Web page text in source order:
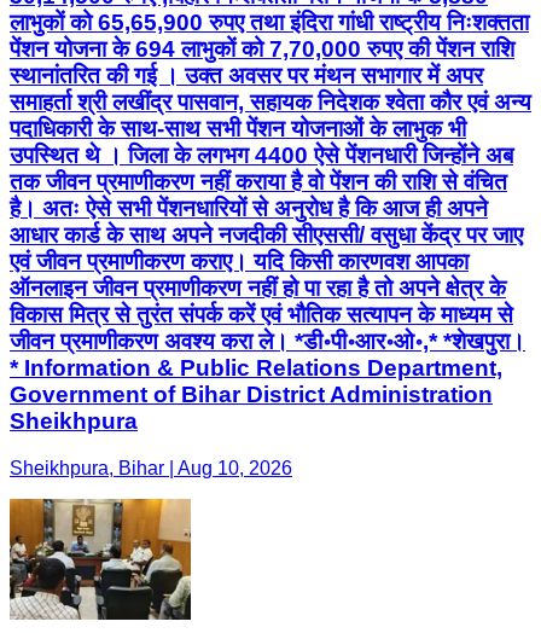
लाभुकों को 65,65,900 रुपए तथा इंदिरा गांधी राष्ट्रीय निःशक्तता
पेंशन योजना के 694 लाभुकों को 7,70,000 रुपए की पेंशन राशि
स्थानांतरित की गई । उक्त अवसर पर मंथन सभागार में अपर
समाहर्ता श्री लखींद्र पासवान, सहायक निदेशक श्वेता कौर एवं अन्य
पदाधिकारी के साथ-साथ सभी पेंशन योजनाओं के लाभुक भी
उपस्थित थे । जिला के लगभग 4400 ऐसे पेंशनधारी जिन्होंने अब
तक जीवन प्रमाणीकरण नहीं कराया है वो पेंशन की राशि से वंचित
है। अतः ऐसे सभी पेंशनधारियों से अनुरोध है कि आज ही अपने
आधार कार्ड के साथ अपने नजदीकी सीएससी/ वसुधा केंद्र पर जाए
एवं जीवन प्रमाणीकरण कराए। यदि किसी कारणवश आपका
ऑनलाइन जीवन प्रमाणीकरण नहीं हो पा रहा है तो अपने क्षेत्र के
विकास मित्र से तुरंत संपर्क करें एवं भौतिक सत्यापन के माध्यम से
जीवन प्रमाणीकरण अवश्य करा ले। *डी॰पी॰आर॰ओ॰,* *शेखपुरा।
* Information & Public Relations Department,
Government of Bihar District Administration
Sheikhpura
Sheikhpura, Bihar | Aug 10, 2026